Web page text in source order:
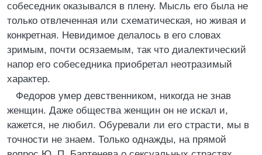
собеседник оказывался в плену. Мысль его была не
только отвлеченная или схематическая, но живая и
конкретная. Невидимое делалось в его словах
зримым, почти осязаемым, так что диалектический
напор его собеседника приобретал неотразимый
характер.
Федоров умер девственником, никогда не знав
женщин. Даже общества женщин он не искал и,
кажется, не любил. Обуревали ли его страсти, мы в
точности не знаем. Только однажды, на прямой